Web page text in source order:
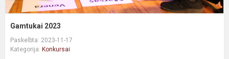
Gamtukai 2023
Paskelbta: 2023-11-17
Kategorija: Konkursai